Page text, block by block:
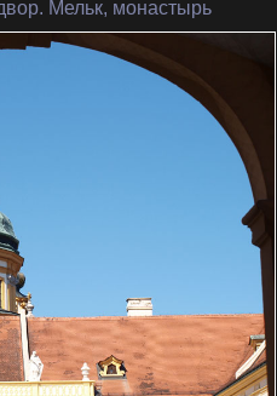
Мельк, монастырь